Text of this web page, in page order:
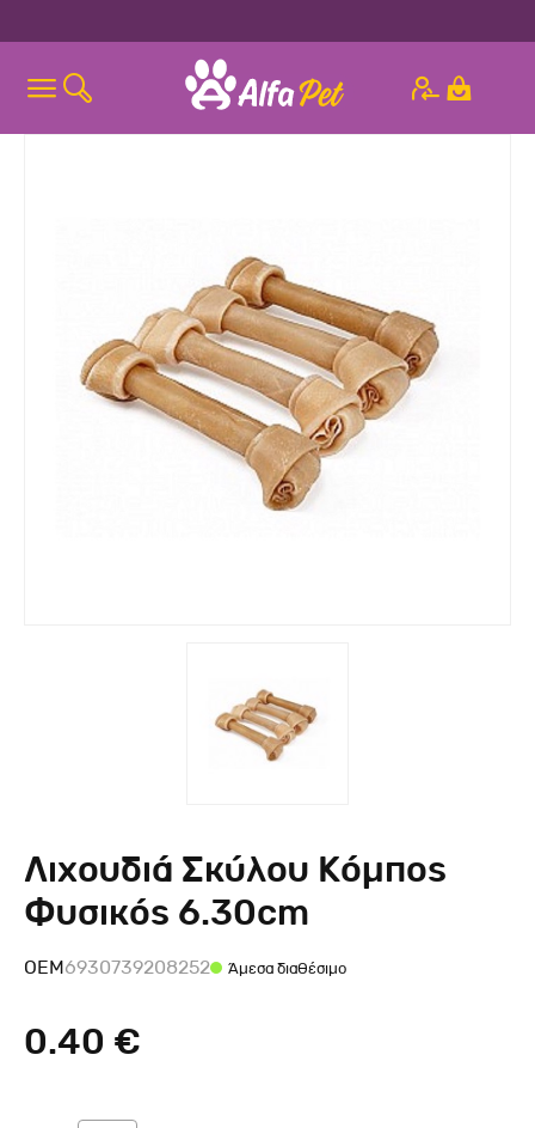
Λιχουδιά Σκύλου Κόμπος
Φυσικός 6.30cm
OEM6930739208252 Άμεσα διαθέσιμο
0.40 €